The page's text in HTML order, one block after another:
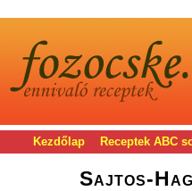
Kezdőlap Receptek ABC
Sajtos-